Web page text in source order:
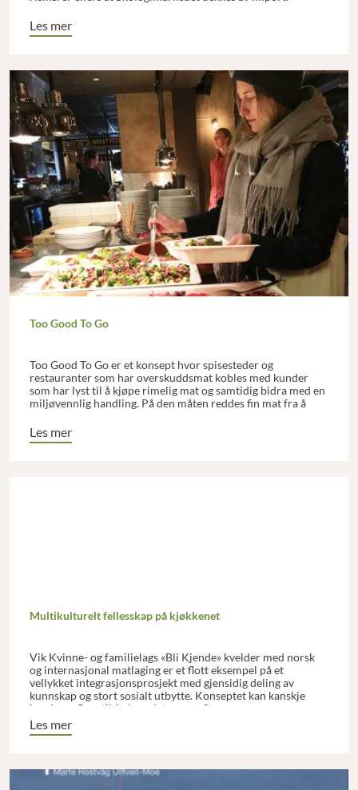
Les mer
Too Good To Go
Too Good To Go er et konsept hvor spisesteder og
restauranter som har overskuddsmat kobles med kunder
som har lyst til å kjøpe rimelig mat og samtidig bidra med en
miljøvennlig handling. På den måten reddes fin mat fra å
miljøet og kundene.
Les mer
Multikulturelt fellesskap på kjøkkenet
Vik Kvinne- og familielags «Bli Kjende» kvelder med norsk
og internasjonal matlaging er et flott eksempel på et
vellykket integrasjonsprosjekt med gjensidig deling av
kunnskap og stort sosialt utbytte. Konseptet kan kanskje
inspirere flere til å gjøre det samme?
Les mer